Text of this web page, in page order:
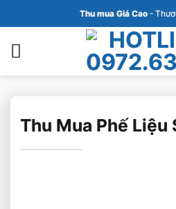
qua
nội
Thu mua Giá Cao-
Thu Mua Phế Liệu